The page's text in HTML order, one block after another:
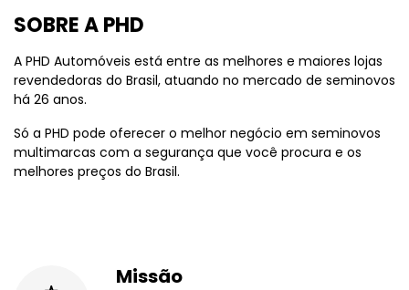
SOBRE A PHD
A PHD Automóveis está entre as melhores e maiores lojas
revendedoras do Brasil, atuando no mercado de seminovos
há 26 anos.
Só a PHD pode oferecer o melhor negócio em seminovos
multimarcas com a segurança que você procura e os
melhores preços do Brasil.
Missão